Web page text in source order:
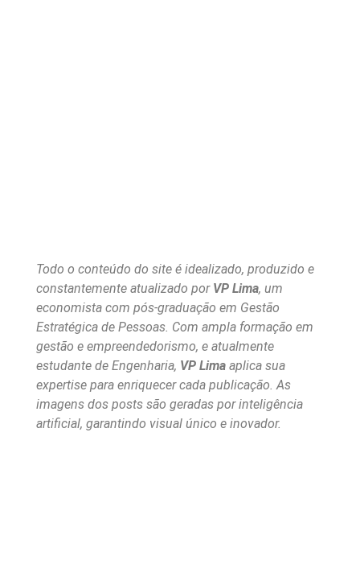
Todo o conteúdo do site é idealizado, produzido e
constantemente atualizado por VP Lima, um
economista com pós-graduação em Gestão
Estratégica de Pessoas. Com ampla formação em
gestão e empreendedorismo, e atualmente
estudante de Engenharia, VP Lima aplica sua
expertise para enriquecer cada publicação. As
imagens dos posts são geradas por inteligência
artificial, garantindo visual único e inovador.